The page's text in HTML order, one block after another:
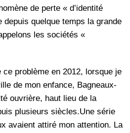
de perte « d’identité
depuis quelque temps la grande
les sociétés «
ce problème en 2012, lorsque je
de mon enfance, Bagneaux-
ouvrière, haut lieu de la
plusieurs siècles.Une série
avaient attiré mon attention. La